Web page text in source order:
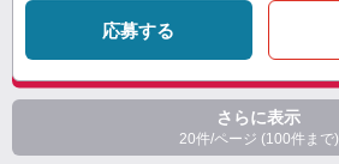
応募する
さらに表示
20件/ページ (100件まで)